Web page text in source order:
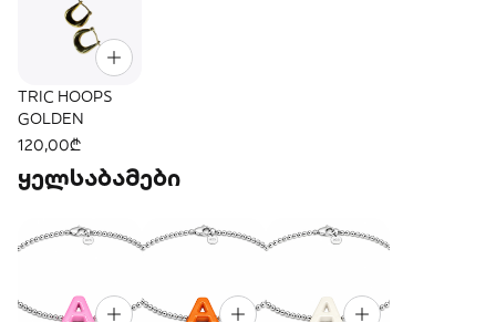
TRIC HOOPS
GOLDEN
120,00₾
ყელსაბამები